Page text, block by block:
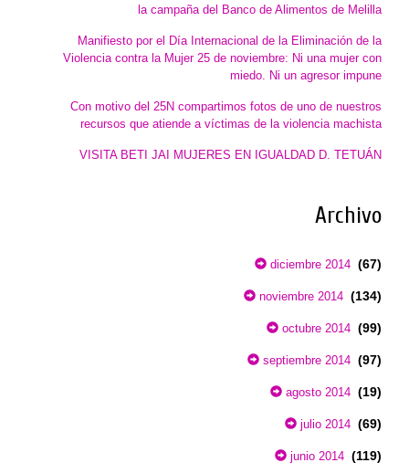
la campaña del Banco de Alimentos de Melilla
Manifiesto por el Día Internacional de la Eliminación de la
Violencia contra la Mujer 25 de noviembre: Ni una mujer con
miedo. Ni un agresor impune
Con motivo del 25N compartimos fotos de uno de nuestros
recursos que atiende a víctimas de la violencia machista
VISITA BETI JAI MUJERES EN IGUALDAD D. TETUÁN
Archivo
diciembre 2014 (67)
noviembre 2014 (134)
octubre 2014 (99)
septiembre 2014 (97)
agosto 2014 (19)
julio 2014 (69)
junio 2014 (119)